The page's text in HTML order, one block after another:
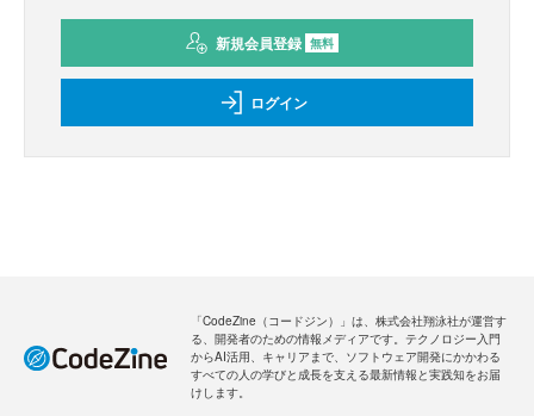
新規会員登録 無料
ログイン
「CodeZine（コードジン）」は、株式会社翔泳社が運営す
る、開発者のための情報メディアです。テクノロジー入門
からAI活用、キャリアまで、ソフトウェア開発にかかわる
すべての人の学びと成長を支える最新情報と実践知をお届
けします。